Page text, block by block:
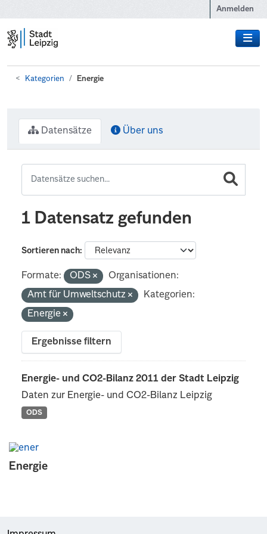
Anmelden
Kategorien Energie
Energie
Datensätze Über uns
1 Datensatz gefunden
Sortieren nach
Formate: ODS
Organisationen:
Amt für Umweltschutz
Kategorien:
Energie
Ergebnisse filtern
Energie- und CO2-Bilanz 2011 der Stadt Leipzig
Daten zur Energie- und CO2-Bilanz Leipzig
ODS